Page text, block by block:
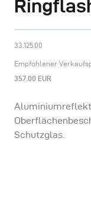
33.125.00
Empfohlener
357.00 EUR
Schutzglas.